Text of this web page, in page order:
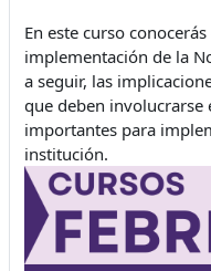
En este curso
implementación de la
a seguir, las
que deben involucrarse
importantes para
institución.